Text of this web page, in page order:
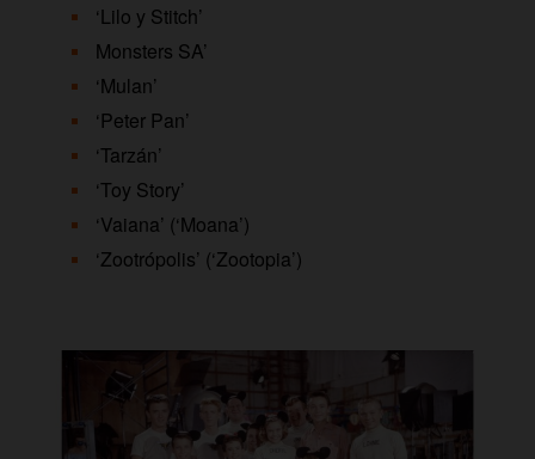
‘Lilo y Stitch’
Monsters SA’
‘Mulan’
‘Peter Pan’
‘Tarzán’
‘Toy Story’
‘Vaiana’ (‘Moana’)
‘Zootrópolis’ (‘Zootopia’)